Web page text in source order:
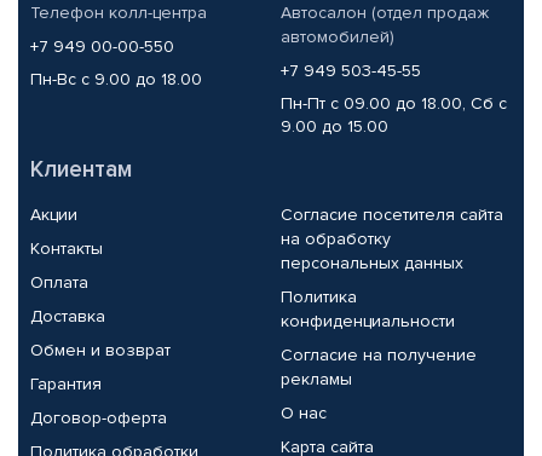
Телефон колл-центра
+7 949 00-00-550
Пн-Вс с 9.00 до 18.00
Автосалон (отдел продаж
автомобилей)
+7 949 503-45-55
Пн-Пт с 09.00 до 18.00, Сб с
9.00 до 15.00
Клиентам
Акции
Контакты
Оплата
Доставка
Обмен и возврат
Гарантия
Договор-оферта
Политика обработки
Согласие посетителя сайта
на обработку
персональных данных
Политика
конфиденциальности
Согласие на получение
рекламы
О нас
Карта сайта